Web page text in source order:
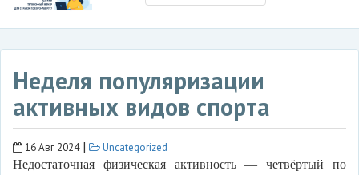
Неделя популяризации
активных видов спорта
16 Авг 2024|
Uncategorized
Недостаточная физическая активность — четвёртый по